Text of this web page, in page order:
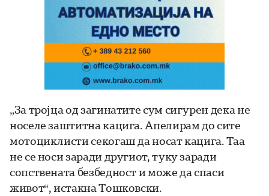
„За тројца од загинатите сум сигурен дека не
носеле заштитна кацига. Апелирам до сите
мотоциклисти секогаш да носат кацига. Таа
не се носи заради другиот, туку заради
сопствената безбедност и може да спаси
живот“, истакна Тошковски.